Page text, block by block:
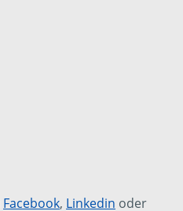
Facebook, Linkedin oder